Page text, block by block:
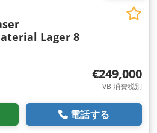
Lager 8
€249,000
VB 消費税別
電話する